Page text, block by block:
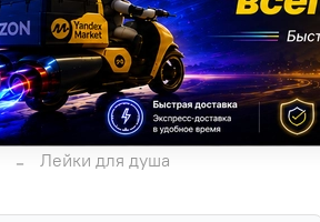
Лейки для душа